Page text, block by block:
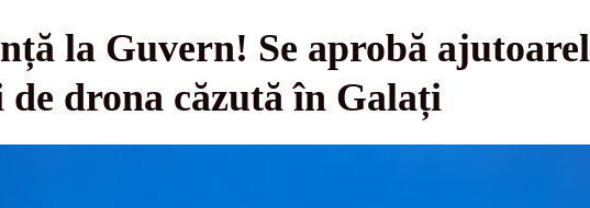
la Guvern! Se aprobă
drona căzută în Galați